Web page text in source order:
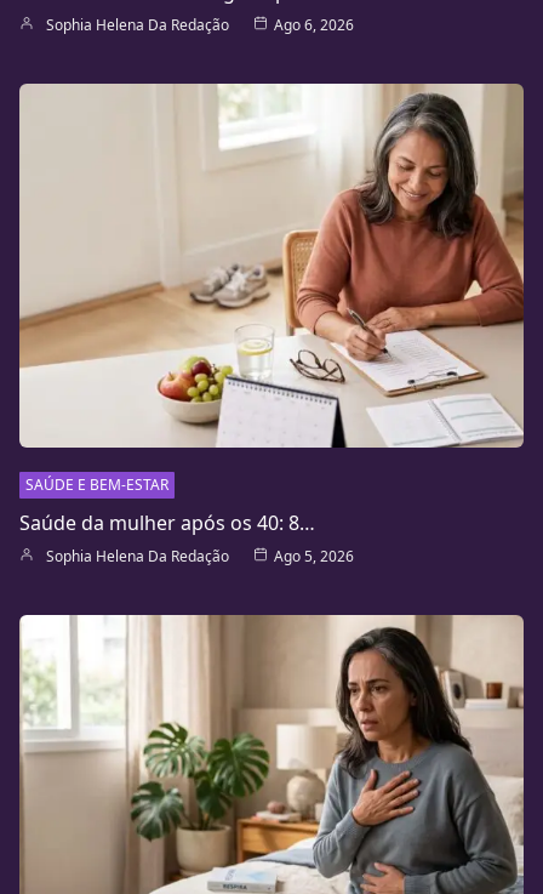
Sophia Helena Da Redação Ago 6, 2026
SAÚDE E BEM-ESTAR
Saúde da mulher após os 40: 8…
Sophia Helena Da Redação Ago 5, 2026